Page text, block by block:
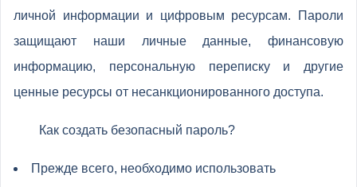
личной информации и цифровым ресурсам. Пароли
защищают наши личные данные, финансовую
информацию, персональную переписку и другие
ценные ресурсы от несанкционированного доступа.
Как создать безопасный пароль?
Прежде всего, необходимо использовать